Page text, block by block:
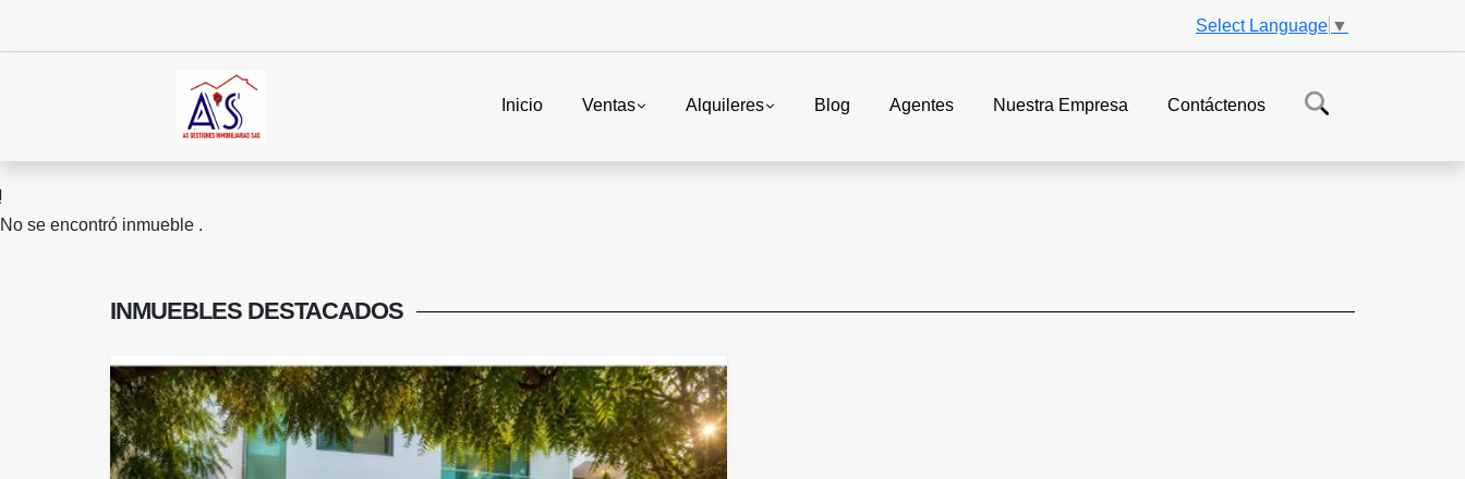
Select Language ▼
Inicio Ventas Alquileres Blog Agentes Nuestra Empresa Contáctenos
No se encontró inmueble .
INMUEBLES DESTACADOS